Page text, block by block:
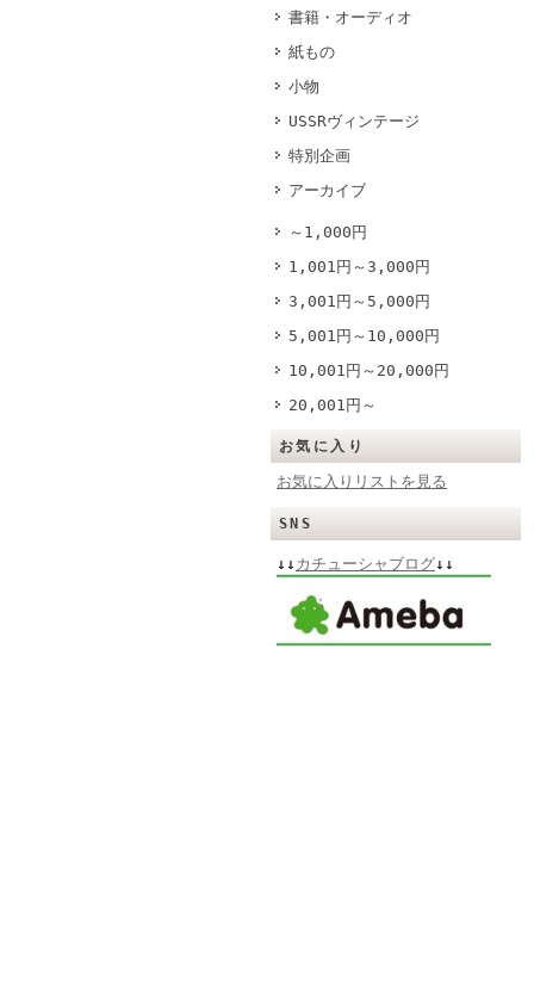
書籍・オーディオ
紙もの
小物
USSRヴィンテージ
特別企画
アーカイブ
～1,000円
1,001円～3,000円
3,001円～5,000円
5,001円～10,000円
10,001円～20,000円
20,001円～
お気に入り
お気に入りリストを見る
SNS
↓↓ カチューシャブログ↓↓